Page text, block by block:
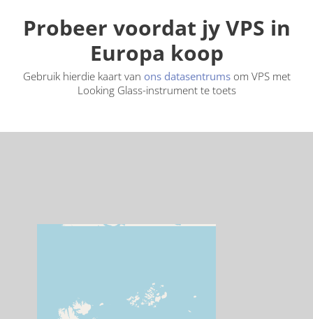
Probeer voordat jy VPS in
Europa koop
Gebruik hierdie kaart van ons datasentrumsom VPS met
Looking Glass-instrument te toets